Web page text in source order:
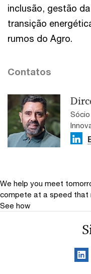
inclusão, gestão
transição
rumos do Agro.
Contatos
We help you meet
compete at a speed that
See how